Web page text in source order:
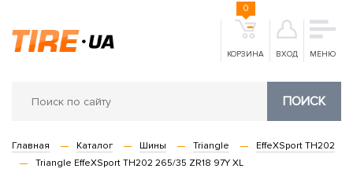
КОРЗИНА
0
ВХОД МЕНЮ
ПОИСК
Главная Каталог Шины Triangle
EffeXSport TH202
Triangle EffeXSport TH202 265/35 ZR18 97Y XL